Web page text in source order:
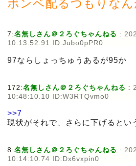
ボンベ配るつもりなん
7:名無しさん＠２ろぐちゃんねる :
10:13:52.91 ID:Jubo0pPR0
97ならしょっちゅうあるが95か
172:名無しさん＠２ろぐちゃんねる :
10:48:10.10 ID:W3RTQvmo0
>>7
現状がそれで、さらに下げるとい
8:名無しさん＠２ろぐちゃんねる :
10:14:10.74 ID:Dx6vxpin0